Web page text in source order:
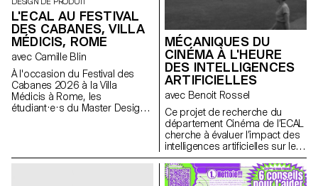
L'ECAL AU FESTIVAL
DES CABANES, VILLA
MÉDICIS, ROME
avec Camille Blin
À l'occasion du Festival des
Cabanes 2026 à la Villa
Médicis à Rome, les
étudiant·e·s du Master Design
fabricant italien de
MÉCANIQUES DU
CINÉMA À L'HEURE
DES INTELLIGENCES
ARTIFICIELLES
avec Benoit Rossel
Ce projet de recherche du
département Cinéma de l’ECAL
cherche à évaluer l’impact des
intelligences artificielles sur le
cinéma et son enseignement.